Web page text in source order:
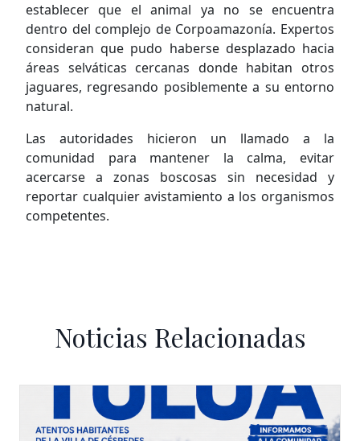
establecer que el animal ya no se encuentra
dentro del complejo de Corpoamazonía. Expertos
consideran que pudo haberse desplazado hacia
áreas selváticas cercanas donde habitan otros
jaguares, regresando posiblemente a su entorno
natural.
Las autoridades hicieron un llamado a la
comunidad para mantener la calma, evitar
acercarse a zonas boscosas sin necesidad y
reportar cualquier avistamiento a los organismos
competentes.
Noticias Relacionadas